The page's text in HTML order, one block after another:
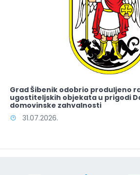
Grad Šibenik odobrio produljeno
ugostiteljskih objekata u prigodi
domovinske zahvalnosti
31.07.2026.